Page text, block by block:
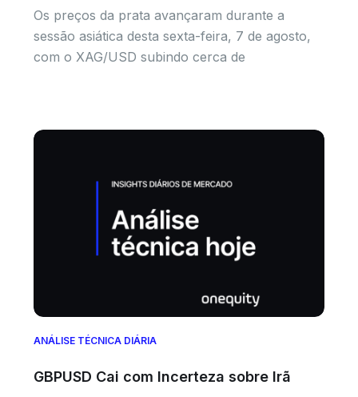
Os preços da prata avançaram durante a
sessão asiática desta sexta-feira, 7 de agosto,
com o XAG/USD subindo cerca de
ANÁLISE TÉCNICA DIÁRIA
GBPUSD Cai com Incerteza sobre Irã